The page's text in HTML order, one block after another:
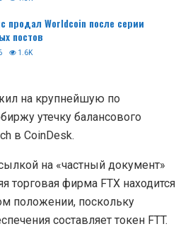
конкурентом и обвинял ее
информации
Block.
платформы для торговли
регистрация и вход в
преимущества и недостатки,
1.5K